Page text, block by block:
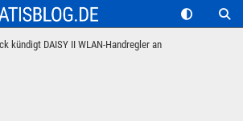
kündigt DAISY II WLAN-Handregler an